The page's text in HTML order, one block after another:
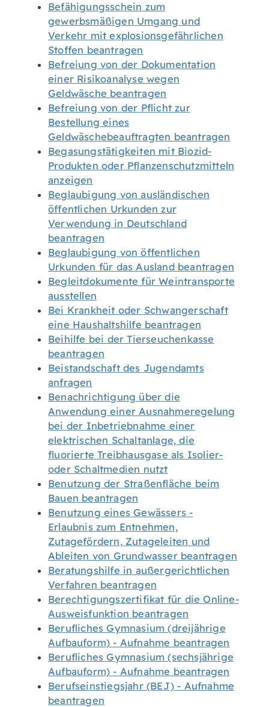
Befähigungsschein zum
gewerbsmäßigen Umgang und
Verkehr mit explosionsgefährlichen
Stoffen beantragen
Befreiung von der Dokumentation
einer Risikoanalyse wegen
Geldwäsche beantragen
Befreiung von der Pflicht zur
Bestellung eines
Geldwäschebeauftragten beantragen
Begasungstätigkeiten mit Biozid-
Produkten oder Pflanzenschutzmitteln
anzeigen
Beglaubigung von ausländischen
öffentlichen Urkunden zur
Verwendung in Deutschland
beantragen
Beglaubigung von öffentlichen
Urkunden für das Ausland beantragen
Begleitdokumente für Weintransporte
ausstellen
Bei Krankheit oder Schwangerschaft
eine Haushaltshilfe beantragen
Beihilfe bei der Tierseuchenkasse
beantragen
Beistandschaft des Jugendamts
anfragen
Benachrichtigung über die
Anwendung einer Ausnahmeregelung
bei der Inbetriebnahme einer
elektrischen Schaltanlage, die
fluorierte Treibhausgase als Isolier-
oder Schaltmedien nutzt
Benutzung der Straßenfläche beim
Bauen beantragen
Benutzung eines Gewässers -
Erlaubnis zum Entnehmen,
Zutagefördern, Zutageleiten und
Ableiten von Grundwasser beantragen
Beratungshilfe in außergerichtlichen
Verfahren beantragen
Berechtigungszertifikat für die Online-
Ausweisfunktion beantragen
Berufliches Gymnasium (dreijährige
Aufbauform) - Aufnahme beantragen
Berufliches Gymnasium (sechsjährige
Aufbauform) - Aufnahme beantragen
Berufseinstiegsjahr (BEJ) - Aufnahme
beantragen